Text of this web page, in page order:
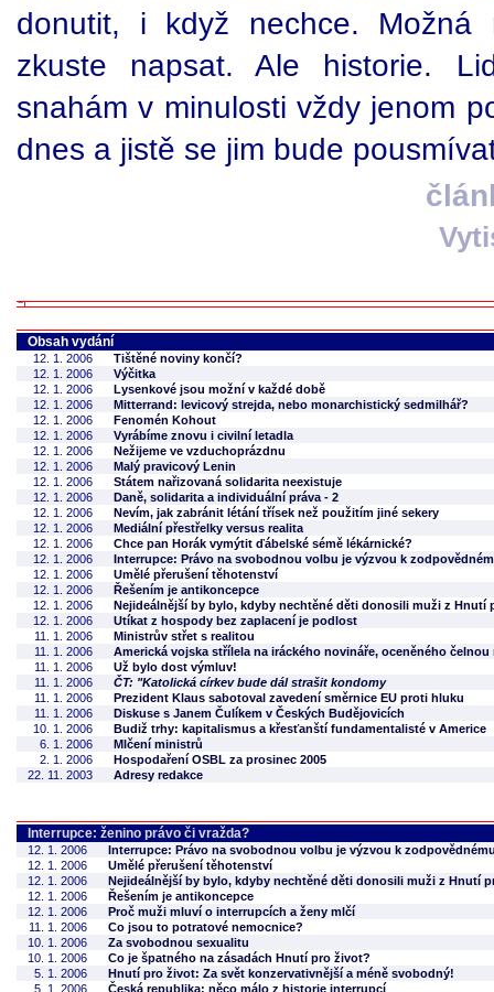
donutit, i když nechce.
zkuste napsat. Ale historie.
snahám v minulosti vždy jenom
dnes a jistě se jim bude
Obsah vydání
12. 1. 2006
Tištěné noviny končí?
12. 1. 2006
Výčitka
12. 1. 2006
Lysenkové jsou možní v každé době
12. 1. 2006
Mitterrand: levicový strejda, nebo monarchistický sedmilhář?
12. 1. 2006
Fenomén Kohout
12. 1. 2006
Vyrábíme znovu i civilní letadla
12. 1. 2006
Nežijeme ve vzduchoprázdnu
12. 1. 2006
Malý pravicový Lenin
12. 1. 2006
Státem nařizovaná solidarita neexistuje
12. 1. 2006
Daně, solidarita a individuální práva - 2
12. 1. 2006
Nevím, jak zabránit létání třísek než použitím jiné sekery
12. 1. 2006
Mediální přestřelky versus realita
12. 1. 2006
Chce pan Horák vymýtit ďábelské sémě lékárnické?
12. 1. 2006
Interrupce: Právo na svobodnou volbu je výzvou k
12. 1. 2006
Umělé přerušení těhotenství
12. 1. 2006
Řešením je antikoncepce
12. 1. 2006
Nejideálnější by bylo, kdyby nechtěné děti donosili muži z Hnutí
12. 1. 2006
Utíkat z hospody bez zaplacení je podlost
11. 1. 2006
Ministrův střet s realitou
11. 1. 2006
Americká vojska střílela na iráckého novináře, oceněného
11. 1. 2006
Už bylo dost výmluv!
11. 1. 2006
ČT: "Katolická církev bude dál strašit kondomy
11. 1. 2006
Prezident Klaus sabotoval zavedení směrnice EU proti hluku
11. 1. 2006
Diskuse s Janem Čulíkem v Českých Budějovicích
10. 1. 2006
Budiž trhy: kapitalismus a křesťanští fundamentalisté v Americe
6. 1. 2006
Mlčení ministrů
2. 1. 2006
Hospodaření OSBL za prosinec 2005
22. 11. 2003
Adresy redakce
Interrupce: ženino právo či vražda?
12. 1. 2006
Interrupce: Právo na svobodnou volbu je výzvou k
12. 1. 2006
Umělé přerušení těhotenství
12. 1. 2006
Nejideálnější by bylo, kdyby nechtěné děti donosili muži z Hnutí
12. 1. 2006
Řešením je antikoncepce
12. 1. 2006
Proč muži mluví o interrupcích a ženy mlčí
11. 1. 2006
Co jsou to potratové nemocnice?
10. 1. 2006
Za svobodnou sexualitu
10. 1. 2006
Co je špatného na zásadách Hnutí pro život?
5. 1. 2006
Hnutí pro život: Za svět konzervativnější a méně svobodný!
5. 1. 2006
Česká republika: něco málo z historie interrupcí